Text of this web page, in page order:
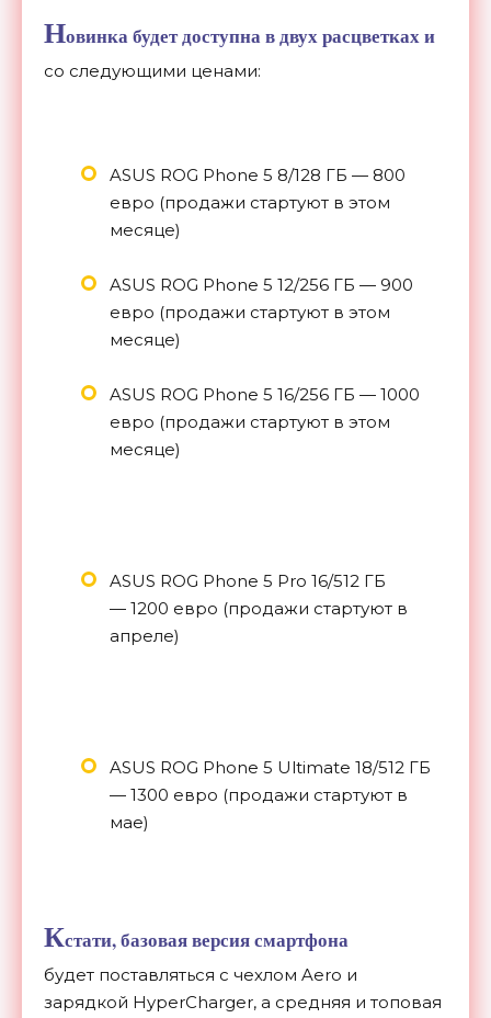
Новинка будет доступна в двух расцветках и
со следующими ценами:
ASUS ROG Phone 5 8/128 ГБ — 800
евро (продажи стартуют в этом
месяце)
ASUS ROG Phone 5 12/256 ГБ — 900
евро (продажи стартуют в этом
месяце)
ASUS ROG Phone 5 16/256 ГБ — 1000
евро (продажи стартуют в этом
месяце)
ASUS ROG Phone 5 Pro 16/512 ГБ
— 1200 евро (продажи стартуют в
апреле)
ASUS ROG Phone 5 Ultimate 18/512 ГБ
— 1300 евро (продажи стартуют в
мае)
Кстати, базовая версия смартфона
будет поставляться с чехлом Aero и
зарядкой HyperCharger, а средняя и топовая